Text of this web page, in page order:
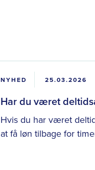
NYHED 25.03.2026
Har du været
Hvis du har været
at få løn tilbage for